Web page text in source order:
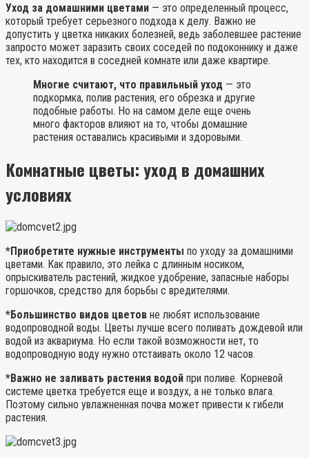
Уход за домашними цветами — это определенный процесс,
который требует серьезного подхода к делу. Важно не
допустить у цветка никаких болезней, ведь заболевшее растение
запросто может заразить своих соседей по подоконнику и даже
тех, кто находится в соседней комнате или даже квартире.
Многие считают, что правильный уход — это
подкормка, полив растения, его обрезка и другие
подобные работы. Но на самом деле еще очень
много факторов влияют на то, чтобы домашние
растения оставались красивыми и здоровыми.
Комнатные цветы: уход в домашних
условиях
*Приобретите нужные инструменты по уходу за домашними
цветами. Как правило, это лейка с длинным носиком,
опрыскиватель растений, жидкое удобрение, запасные наборы
горшочков, средство для борьбы с вредителями.
*Большинство видов цветов не любят использование
водопроводной воды. Цветы лучше всего поливать дождевой или
водой из аквариума. Но если такой возможности нет, то
водопроводную воду нужно отстаивать около 12 часов.
*Важно не заливать растения водой при поливе. Корневой
системе цветка требуется еще и воздух, а не только влага.
Поэтому сильно увлажненная почва может привести к гибели
растения.